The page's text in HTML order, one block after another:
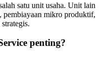
satu unit usaha. Unit lain
pembiayaan mikro produktif,
penting?